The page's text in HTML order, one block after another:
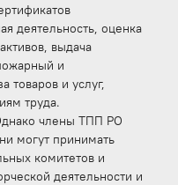
деятельность, оценка
выдача
и
товаров и услуг,
труда.
члены ТПП РО
могут принимать
комитетов и
деятельности и